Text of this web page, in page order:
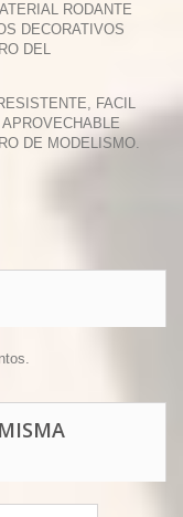
RODANTE
DECORATIVOS
DEL
FACIL
DE MODELISMO.